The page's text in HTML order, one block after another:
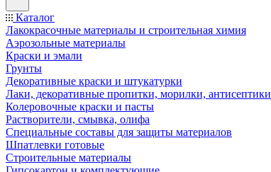
Каталог
Лакокрасочные материалы и строительная химия
Аэрозольные материалы
Краски и эмали
Грунты
Декоративные краски и штукатурки
Лаки, декоративные пропитки, морилки, антисептики
Колеровочные краски и пасты
Растворители, смывка, олифа
Специальные составы для защиты материалов
Шпатлевки готовые
Строительные материалы